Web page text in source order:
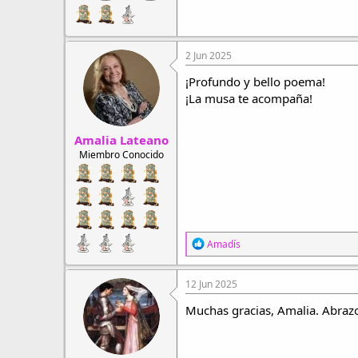
Amalia Lateano
Miembro Conocido
2 Jun 2025
¡Profundo y bello poema!
¡La musa te acompaña!
R
e
a
c
c
i
o
Amadís
12 Jun 2025
Muchas gracias, Amalia.